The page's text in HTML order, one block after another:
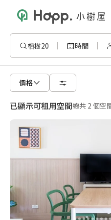
榕樹20 時間
價格
已顯示可租用空間總共 2 個空